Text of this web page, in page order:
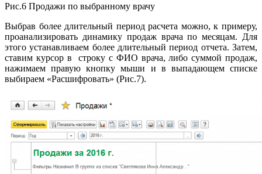
Рис.6 Продажи по выбранному врачу
Выбрав более длительный период расчета можно, к примеру,
проанализировать динамику продаж врача по месяцам. Для
этого устанавливаем более длительный период отчета. Затем,
ставим курсор в строку с ФИО врача, либо суммой продаж,
нажимаем правую кнопку мыши и в выпадающем списке
выбираем «Расшифровать» (Рис.7).